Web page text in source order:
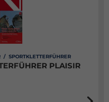
SPORTKLETTERFÜHRER
PLAISIR